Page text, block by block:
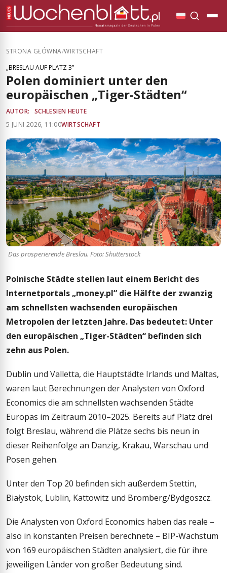
STRONA GŁÓWNA/WIRTSCHAFT
„BRESLAU AUF PLATZ 3”
Polen dominiert unter den
europäischen „Tiger-Städten“
AUTOR:
SCHLESIEN HEUTE
5 JUNI 2026, 11:00WIRTSCHAFT
Das prosperierende Breslau. Foto: Shutterstock
Polnische Städte stellen laut einem Bericht des
Internetportals „money.pl“ die Hälfte der zwanzig
am schnellsten wachsenden europäischen
Metropolen der letzten Jahre. Das bedeutet: Unter
den europäischen „Tiger-Städten“ befinden sich
zehn aus Polen.
Dublin und Valletta, die Hauptstädte Irlands und Maltas,
waren laut Berechnungen der Analysten von Oxford
Economics die am schnellsten wachsenden Städte
Europas im Zeitraum 2010–2025. Bereits auf Platz drei
folgt Breslau, während die Plätze sechs bis neun in
dieser Reihenfolge an Danzig, Krakau, Warschau und
Posen gehen.
Unter den Top 20 befinden sich außerdem Stettin,
Białystok, Lublin, Kattowitz und Bromberg/Bydgoszcz.
Die Analysten von Oxford Economics haben das reale –
also in konstanten Preisen berechnete – BIP-Wachstum
von 169 europäischen Städten analysiert, die für ihre
jeweiligen Länder von großer Bedeutung sind.